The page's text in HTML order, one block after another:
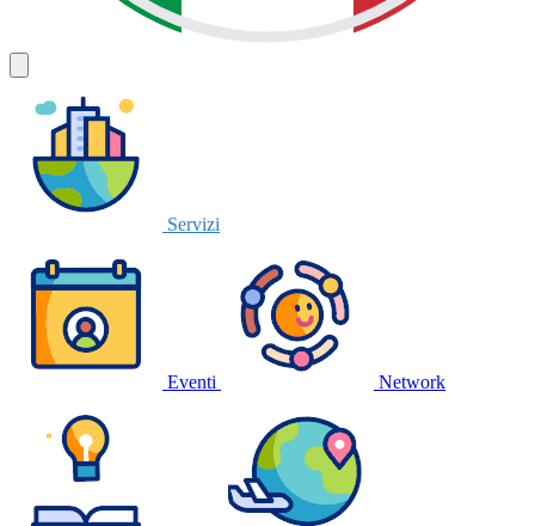
Servizi
Eventi Network